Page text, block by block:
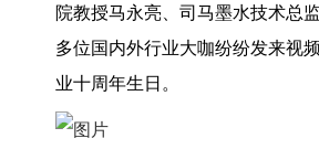
院教授马永亮、司马墨水技术总
多位国内外行业大咖纷纷发来视
业十周年生日。